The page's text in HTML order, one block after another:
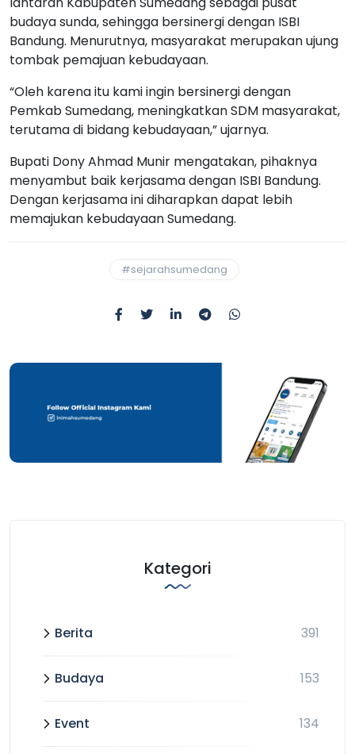
budaya sunda, sehingga bersinergi dengan ISBI
Bandung. Menurutnya, masyarakat merupakan ujung
tombak pemajuan kebudayaan.
“Oleh karena itu kami ingin bersinergi dengan
Pemkab Sumedang, meningkatkan SDM masyarakat,
terutama di bidang kebudayaan,” ujarnya.
Bupati Dony Ahmad Munir mengatakan, pihaknya
menyambut baik kerjasama dengan ISBI Bandung.
Dengan kerjasama ini diharapkan dapat lebih
memajukan kebudayaan Sumedang.
#sejarahsumedang
Kategori
Berita 391
Budaya 153
Event 134